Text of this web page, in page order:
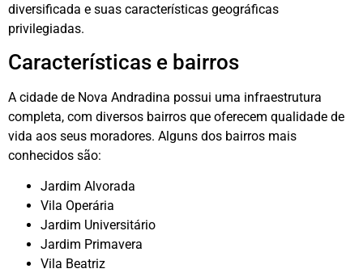
diversificada e suas características geográficas
privilegiadas.
Características e bairros
A cidade de Nova Andradina possui uma infraestrutura
completa, com diversos bairros que oferecem qualidade de
vida aos seus moradores. Alguns dos bairros mais
conhecidos são:
Jardim Alvorada
Vila Operária
Jardim Universitário
Jardim Primavera
Vila Beatriz